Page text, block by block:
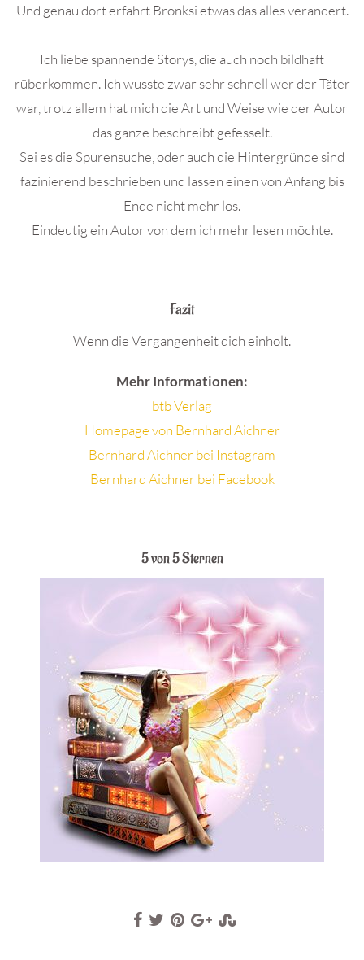
Und genau dort erfährt Bronksi etwas das alles verändert.
Ich liebe spannende Storys, die auch noch bildhaft
rüberkommen. Ich wusste zwar sehr schnell wer der Täter
war, trotz allem hat mich die Art und Weise wie der Autor
das ganze beschreibt gefesselt.
Sei es die Spurensuche, oder auch die Hintergründe sind
fazinierend beschrieben und lassen einen von Anfang bis
Ende nicht mehr los.
Eindeutig ein Autor von dem ich mehr lesen möchte.
Fazit
Wenn die Vergangenheit dich einholt.
Mehr Informationen:
btb Verlag
Homepage von Bernhard Aichner
Bernhard Aichner bei Instagram
Bernhard Aichner bei Facebook
5 von 5 Sternen